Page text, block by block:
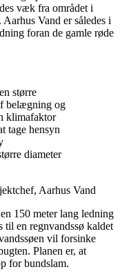
væk fra området i
Vand er således i
foran de gamle røde
større
belægning og
klimafaktor
tage hensyn
diameter
Aarhus Vand
150 meter lang ledning
til en regnvandssø kaldet
vil forsinke
Planen er, at
for bundslam.